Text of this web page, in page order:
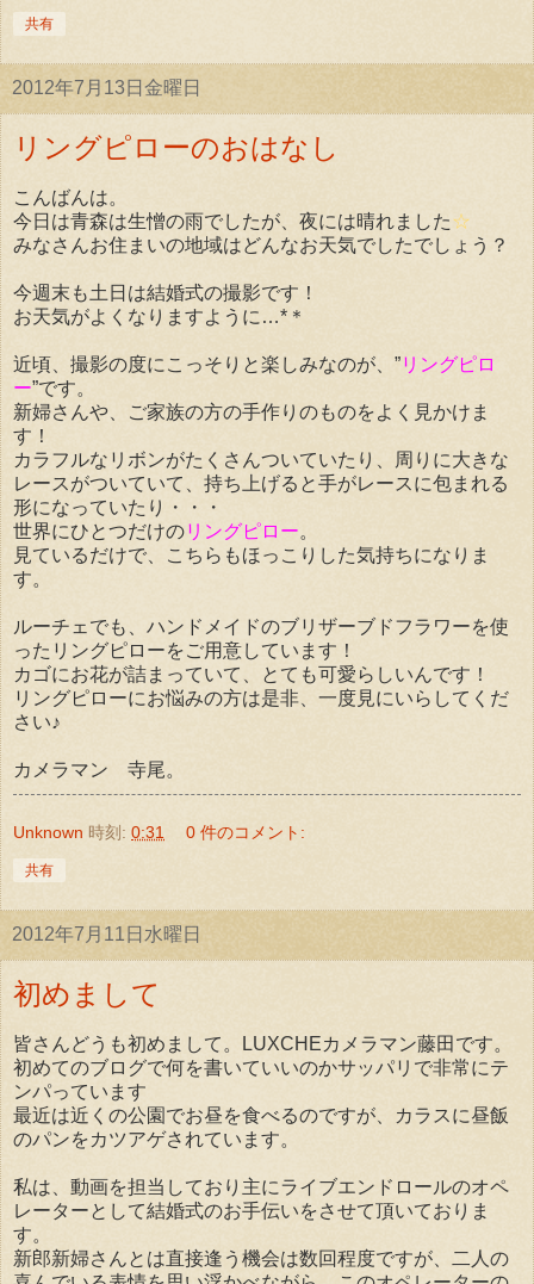
共有
2012年7月13日金曜日
リングピローのおはなし
こんばんは。
今日は青森は生憎の雨でしたが、夜には晴れました☆
みなさんお住まいの地域はどんなお天気でしたでしょう？
今週末も土日は結婚式の撮影です！
お天気がよくなりますように…*＊
近頃、撮影の度にこっそりと楽しみなのが、”リングピロ
ー”です。
新婦さんや、ご家族の方の手作りのものをよく見かけま
す！
カラフルなリボンがたくさんついていたり、周りに大きな
レースがついていて、持ち上げると手がレースに包まれる
形になっていたり・・・
世界にひとつだけのリングピロー。
見ているだけで、こちらもほっこりした気持ちになりま
す。
ルーチェでも、ハンドメイドのブリザーブドフラワーを使
ったリングピローをご用意しています！
カゴにお花が詰まっていて、とても可愛らしいんです！
リングピローにお悩みの方は是非、一度見にいらしてくだ
さい♪
カメラマン 寺尾。
Unknown 時刻: 0:31 0 件のコメント:
共有
2012年7月11日水曜日
初めまして
皆さんどうも初めまして。LUXCHEカメラマン藤田です。
初めてのブログで何を書いていいのかサッパリで非常にテ
ンパっています
最近は近くの公園でお昼を食べるのですが、カラスに昼飯
のパンをカツアゲされています。
私は、動画を担当しており主にライブエンドロールのオペ
レーターとして結婚式のお手伝いをさせて頂いておりま
す。
新郎新婦さんとは直接逢う機会は数回程度ですが、二人の